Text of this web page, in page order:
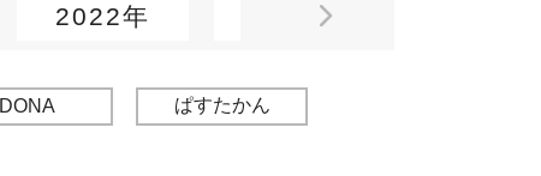
2022年 2021年
DONA ぱすたかん